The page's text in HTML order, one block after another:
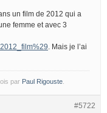
un film de 2012 qui a
femme et avec 3
. Mais je l’ai
par Paul Rigouste
#5722